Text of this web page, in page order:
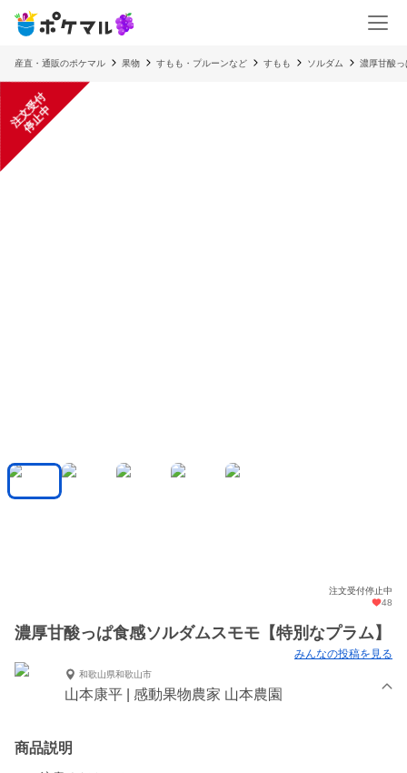
産直・通販のポケマル 果物 すもも・プルーンなど すもも ソルダム 濃厚甘酸
注
文
受
付
停
止
中
注文受付停止中
48
濃厚甘酸っぱ食感ソルダムスモモ【特別なプラム】
みんなの投稿を見る
和歌山県和歌山市
山本康平 | 感動果物農家 山本農園
商品説明